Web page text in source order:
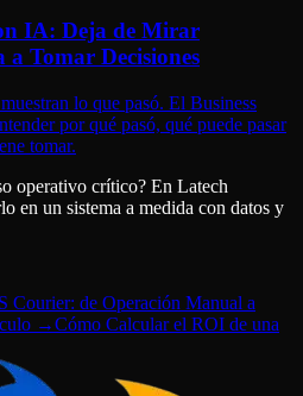
IA: Deja de Mirar
Tomar Decisiones
lo que pasó. El Business
por qué pasó, qué puede pasar
tomar.
operativo crítico? En Latech
en un sistema a medida con datos y
Courier: de Operación Manual a
→Cómo Calcular el ROI de una